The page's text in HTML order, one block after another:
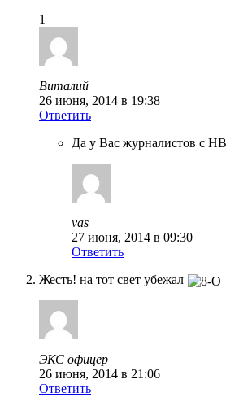
1
Виталий
26 июня, 2014 в 19:38
Ответить
Да у Вас журналистов с
vas
27 июня, 2014 в 09:30
Ответить
Жесть! на тот свет убежал
ЭКС офицер
26 июня, 2014 в 21:06
Ответить